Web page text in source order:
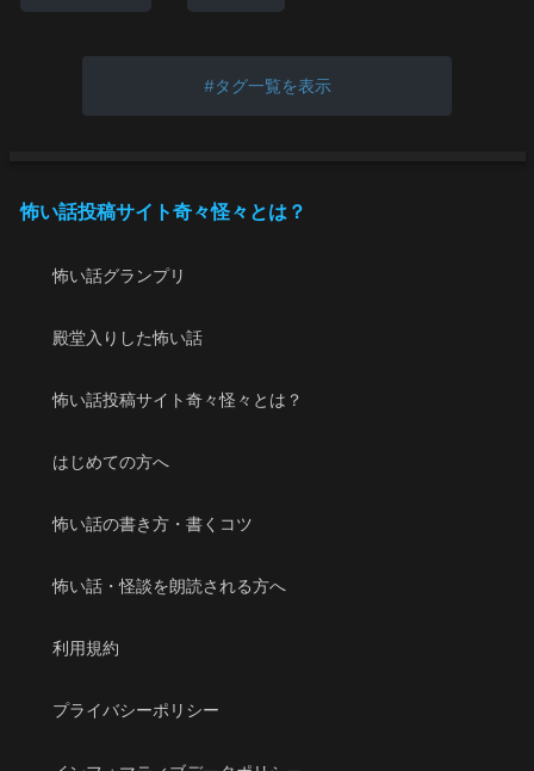
タグ一覧を表示
怖い話投稿サイト奇々怪々とは？
怖い話グランプリ
殿堂入りした怖い話
怖い話投稿サイト奇々怪々とは？
はじめての方へ
怖い話の書き方・書くコツ
怖い話・怪談を朗読される方へ
利用規約
プライバシーポリシー